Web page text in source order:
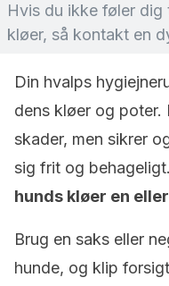
Hvis du ikke føler
kløer, så kontakt en
Din hvalps
dens kløer og
skader, men sikrer
sig frit og behageligt.
hunds kløer en
Brug en saks eller
hunde, og klip